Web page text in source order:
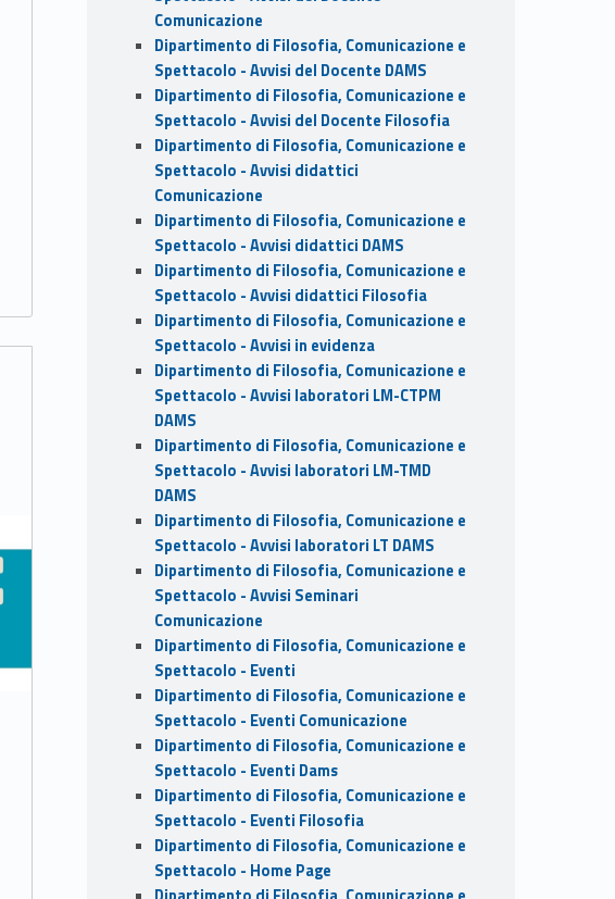
Comunicazione
Dipartimento di Filosofia, Comunicazione e
Spettacolo - Avvisi del Docente DAMS
Dipartimento di Filosofia, Comunicazione e
Spettacolo - Avvisi del Docente Filosofia
Dipartimento di Filosofia, Comunicazione e
Spettacolo - Avvisi didattici
Comunicazione
Dipartimento di Filosofia, Comunicazione e
Spettacolo - Avvisi didattici DAMS
Dipartimento di Filosofia, Comunicazione e
Spettacolo - Avvisi didattici Filosofia
Dipartimento di Filosofia, Comunicazione e
Spettacolo - Avvisi in evidenza
Dipartimento di Filosofia, Comunicazione e
Spettacolo - Avvisi laboratori LM-CTPM
DAMS
Dipartimento di Filosofia, Comunicazione e
Spettacolo - Avvisi laboratori LM-TMD
DAMS
Dipartimento di Filosofia, Comunicazione e
Spettacolo - Avvisi laboratori LT DAMS
Dipartimento di Filosofia, Comunicazione e
Spettacolo - Avvisi Seminari
Comunicazione
Dipartimento di Filosofia, Comunicazione e
Spettacolo - Eventi
Dipartimento di Filosofia, Comunicazione e
Spettacolo - Eventi Comunicazione
Dipartimento di Filosofia, Comunicazione e
Spettacolo - Eventi Dams
Dipartimento di Filosofia, Comunicazione e
Spettacolo - Eventi Filosofia
Dipartimento di Filosofia, Comunicazione e
Spettacolo - Home Page